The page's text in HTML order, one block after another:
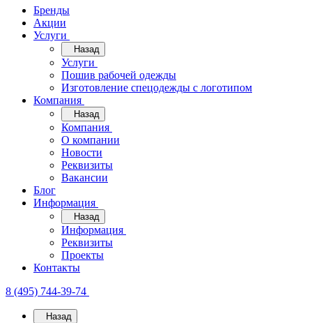
Бренды
Акции
Услуги
Назад
Услуги
Пошив рабочей одежды
Изготовление спецодежды с логотипом
Компания
Назад
Компания
О компании
Новости
Реквизиты
Вакансии
Блог
Информация
Назад
Информация
Реквизиты
Проекты
Контакты
8 (495) 744-39-74
Назад